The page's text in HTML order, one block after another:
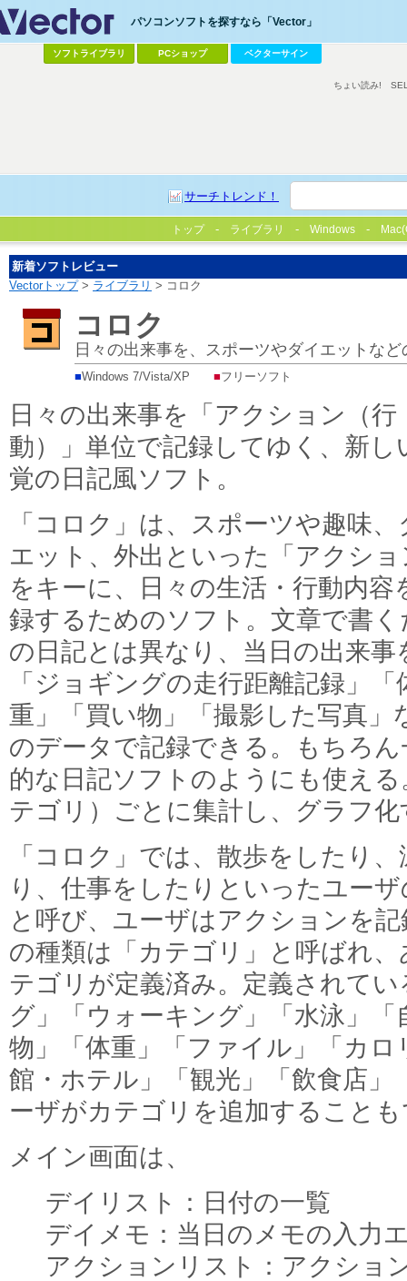
パソコンソフトを探すなら「Vector」
ソフトライブラリ PCショップ ベクターサイン
サーチトレンド！
ちょい読み!
トップ ライブラリ Windows
新着ソフトレビュー
Vectorトップ> ライブラリ > コロク
コロク
日々の出来事を、スポーツやダイエットなど
■Windows 7/Vista/XP ■フリーソフト
日々の出来事を「アクション（行
動）」単位で記録してゆく、新し
覚の日記風ソフト。
「コロク」は、スポーツや趣味、
エット、外出といった「アクショ
をキーに、日々の生活・行動内容
録するためのソフト。文章で書く
の日記とは異なり、当日の出来事
「ジョギングの走行距離記録」「
重」「買い物」「撮影した写真」
のデータで記録できる。もちろん
的な日記ソフトのようにも使え
テゴリ）ごとに集計し、グラフ
「コロク」では、散歩をしたり
り、仕事をしたりといったユー
と呼び、ユーザはアクションを
の種類は「カテゴリ」と呼ばれ
テゴリが定義済み。定義されて
グ」「ウォーキング」「水泳」
物」「体重」「ファイル」「カロ
館・ホテル」「観光」「飲食店」
ーザがカテゴリを追加すること
メイン画面は、
デイリスト：日付の一覧
デイメモ：当日のメモの入力
アクションリスト：アクショ